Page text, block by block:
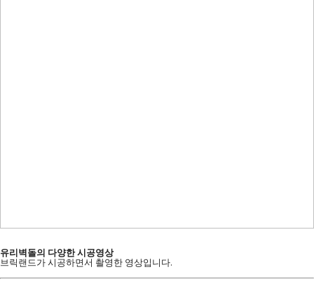
유리벽돌의 다양한 시공영상
브릭랜드가 시공하면서 촬영한 영상입니다.